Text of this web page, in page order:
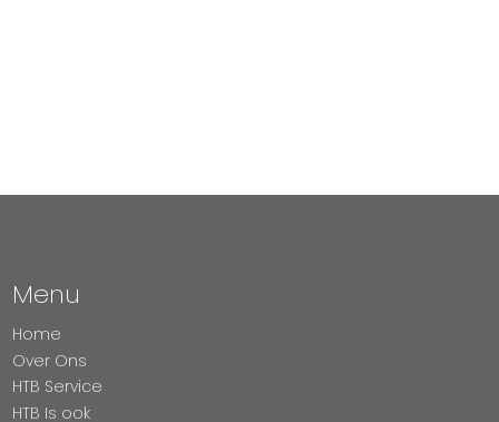
Menu
Home
Over Ons
HTB Service
HTB Is ook